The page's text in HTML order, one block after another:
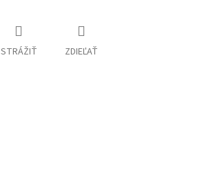
STRÁŽIŤ ZDIEĽAŤ